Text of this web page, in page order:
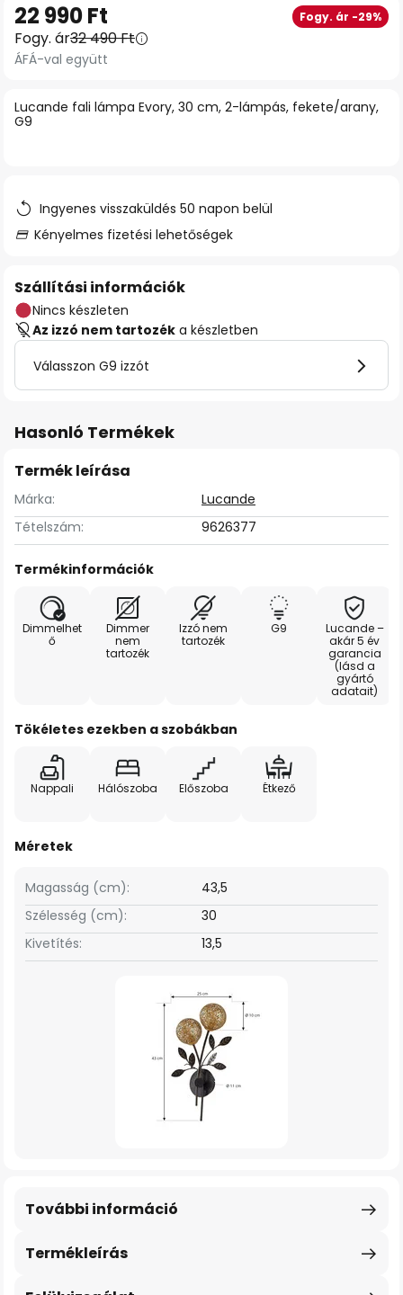
képgaléria
elejére
Lucande fali lámpa Evory, 30 cm, 2-lámpás, fekete/arany,
G9
22 990 Ft Fogy. ár -29%
Fogy. ár32 490 Ft
ÁFÁ-val együtt
Ingyenes visszaküldés 50 napon belül
Kényelmes fizetési lehetőségek
Szállítási információk
Nincs készleten
Az izzó nem tartozék a készletben
Válasszon G9 izzót
Hasonló Termékek
Termék leírása
Márka:
Lucande
Tételszám:
9626377
Termékinformációk
Dimmelhet
ő
Dimmer
nem
tartozék
Izzó nem
tartozék
G9
Lucande –
akár 5 év
garancia
(lásd a
gyártó
adatait)
Tökéletes ezekben a szobákban
Nappali Hálószoba Előszoba Étkező
Méretek
Szélesség (cm): 30
Magasság (cm): 43,5
Kivetítés: 13,5
Termékleírás
További információ